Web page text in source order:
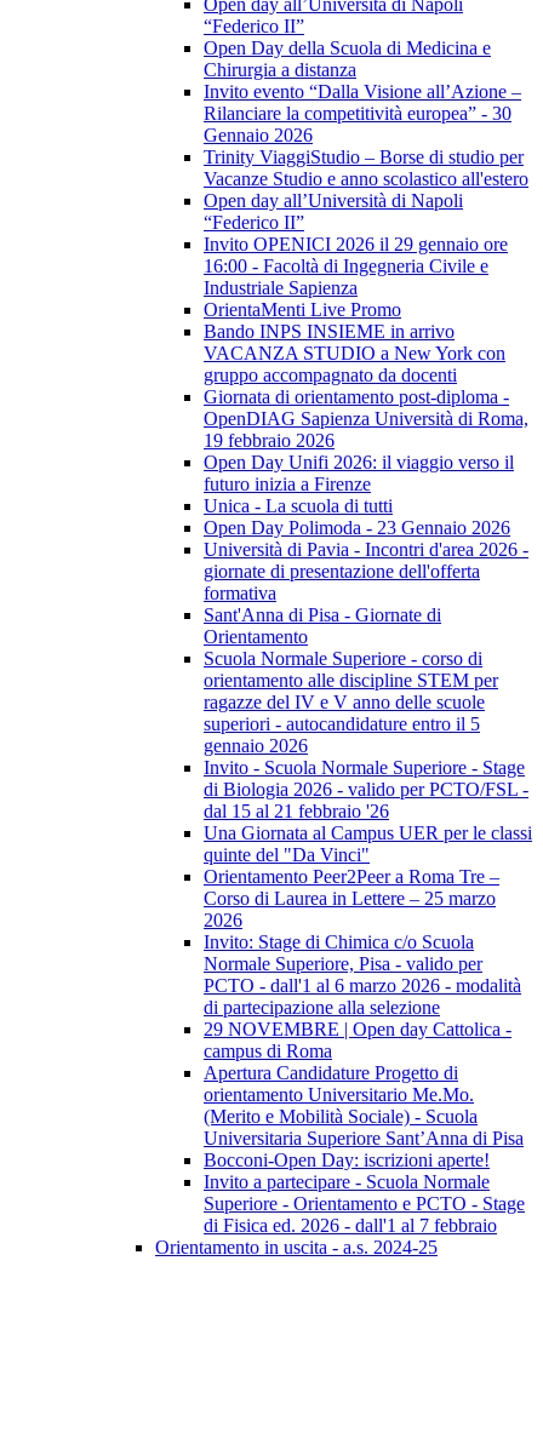
Open day all’Università di Napoli
“Federico II”
Open Day della Scuola di Medicina e
Chirurgia a distanza
Invito evento “Dalla Visione all’Azione –
Rilanciare la competitività europea” - 30
Gennaio 2026
Trinity ViaggiStudio – Borse di studio per
Vacanze Studio e anno scolastico all'estero
Open day all’Università di Napoli
“Federico II”
Invito OPENICI 2026 il 29 gennaio ore
16:00 - Facoltà di Ingegneria Civile e
Industriale Sapienza
OrientaMenti Live Promo
Bando INPS INSIEME in arrivo
VACANZA STUDIO a New York con
gruppo accompagnato da docenti
Giornata di orientamento post-diploma -
OpenDIAG Sapienza Università di Roma,
19 febbraio 2026
Open Day Unifi 2026: il viaggio verso il
futuro inizia a Firenze
Unica - La scuola di tutti
Open Day Polimoda - 23 Gennaio 2026
Università di Pavia - Incontri d'area 2026 -
giornate di presentazione dell'offerta
formativa
Sant'Anna di Pisa - Giornate di
Orientamento
Scuola Normale Superiore - corso di
orientamento alle discipline STEM per
ragazze del IV e V anno delle scuole
superiori - autocandidature entro il 5
gennaio 2026
Invito - Scuola Normale Superiore - Stage
di Biologia 2026 - valido per PCTO/FSL -
dal 15 al 21 febbraio '26
Una Giornata al Campus UER per le classi
quinte del "Da Vinci"
Orientamento Peer2Peer a Roma Tre –
Corso di Laurea in Lettere – 25 marzo
2026
Invito: Stage di Chimica c/o Scuola
Normale Superiore, Pisa - valido per
PCTO - dall'1 al 6 marzo 2026 - modalità
di partecipazione alla selezione
29 NOVEMBRE | Open day Cattolica -
campus di Roma
Apertura Candidature Progetto di
orientamento Universitario Me.Mo.
(Merito e Mobilità Sociale) - Scuola
Universitaria Superiore Sant’Anna di Pisa
Bocconi-Open Day: iscrizioni aperte!
Invito a partecipare - Scuola Normale
Superiore - Orientamento e PCTO - Stage
di Fisica ed. 2026 - dall'1 al 7 febbraio
Orientamento in uscita - a.s. 2024-25